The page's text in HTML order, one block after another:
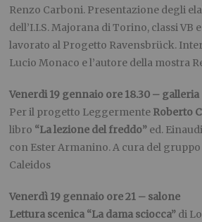
Renzo Carboni. Presentazione degli
dell’I.I.S. Majorana di Torino, classi VB
lavorato al Progetto Ravensbrück.
Lucio Monaco e l’autore della mostra
Venerdi 19 gennaio ore 18.30 – galleria
Per il progetto Leggermente Roberto
libro “La lezione del freddo” ed.
con Ester Armanino. A cura del
Caleidos
Venerdì 19 gennaio ore 21 – salone
Lettura scenica “La dama sciocca” di